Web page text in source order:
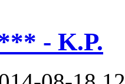
- K.P.